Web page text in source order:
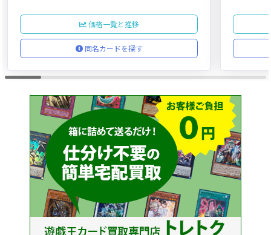
価格一覧と推移
同名カードを探す